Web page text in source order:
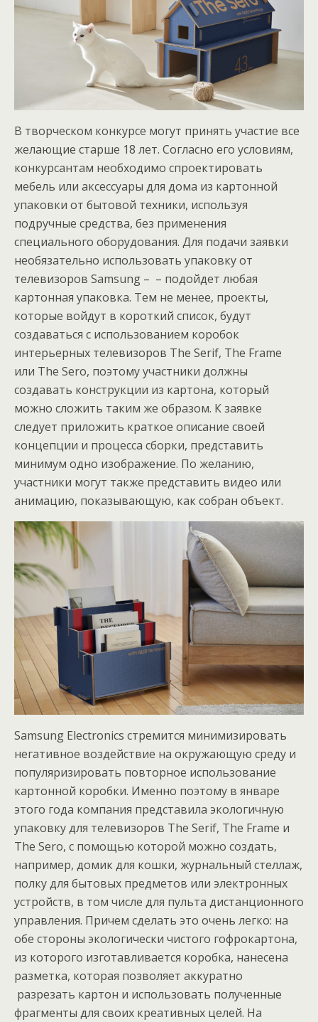
В творческом конкурсе могут принять участие все
желающие старше 18 лет. Согласно его условиям,
конкурсантам необходимо спроектировать
мебель или аксессуары для дома из картонной
упаковки от бытовой техники, используя
подручные средства, без применения
специального оборудования. Для подачи заявки
необязательно использовать упаковку от
телевизоров Samsung – – подойдет любая
картонная упаковка. Тем не менее, проекты,
которые войдут в короткий список, будут
создаваться с использованием коробок
интерьерных телевизоров The Serif, The Frame
или The Sero, поэтому участники должны
создавать конструкции из картона, который
можно сложить таким же образом. К заявке
следует приложить краткое описание своей
концепции и процесса сборки, представить
минимум одно изображение. По желанию,
участники могут также представить видео или
анимацию, показывающую, как собран объект.
Samsung Electronics стремится минимизировать
негативное воздействие на окружающую среду и
популяризировать повторное использование
картонной коробки. Именно поэтому в январе
этого года компания представила экологичную
упаковку для телевизоров The Serif, The Frame и
The Sero, с помощью которой можно создать,
например, домик для кошки, журнальный стеллаж,
полку для бытовых предметов или электронных
устройств, в том числе для пульта дистанционного
управления. Причем сделать это очень легко: на
обе стороны экологически чистого гофрокартона,
из которого изготавливается коробка, нанесена
разметка, которая позволяет аккуратно
разрезать картон и использовать полученные
фрагменты для своих креативных целей. На